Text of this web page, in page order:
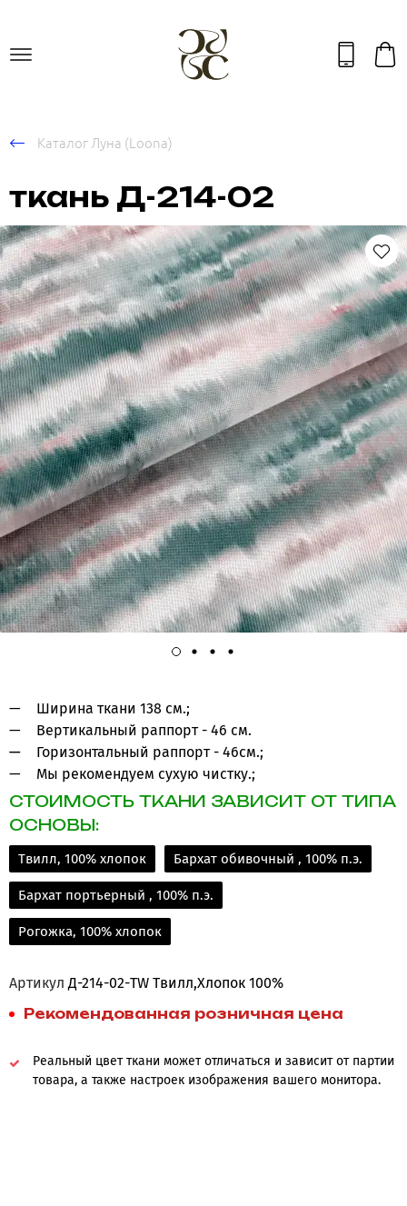
Каталог Луна (Loona)
ткань Д-214-02
Ширина ткани 138 см.;
Вертикальный раппорт - 46 см.
Горизонтальный раппорт - 46см.;
Мы рекомендуем сухую чистку.;
СТОИМОСТЬ ТКАНИ ЗАВИСИТ ОТ ТИПА
ОСНОВЫ:
Твилл, 100% хлопок Бархат обивочный , 100% п.э.
Бархат портьерный , 100% п.э.
Рогожка, 100% хлопок
Артикул Д-214-02-TW Твилл,Хлопок 100%
Рекомендованная розничная цена
Реальный цвет ткани может отличаться и зависит от партии
товара, а также настроек изображения вашего монитора.